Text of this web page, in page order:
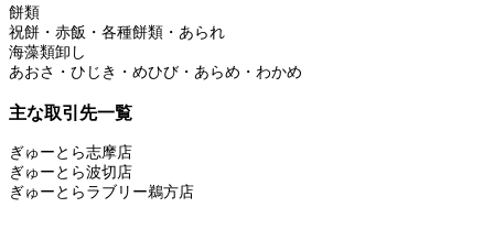
餅類
祝餅・赤飯・各種餅類・あられ
海藻類卸し
あおさ・ひじき・めひび・あらめ・わかめ
主な取引先一覧
ぎゅーとら志摩店
ぎゅーとら波切店
ぎゅーとらラブリー鵜方店